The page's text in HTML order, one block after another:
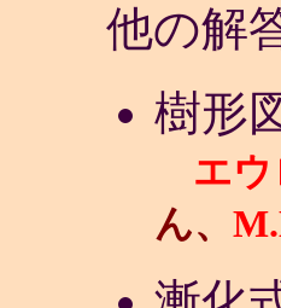
他の解
樹形
エ
ん、